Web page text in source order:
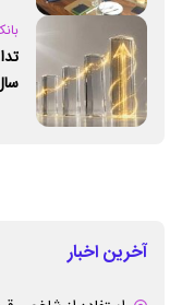
سال
آخرین اخبار